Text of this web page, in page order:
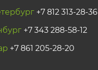
+7 812 313-28-36
+7 343 288-58-12
+7 861 205-28-20